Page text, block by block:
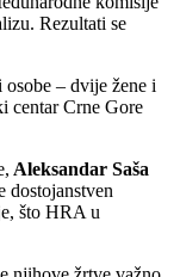
Rezultati se
– dvije žene i
centar Crne Gore
Aleksandar Saša
dostojanstven
što HRA u